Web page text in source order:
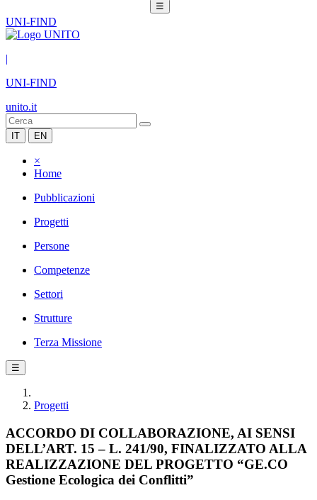
☰
UNI-FIND
|
UNI-FIND
unito.it
IT EN
×
Home
Pubblicazioni
Progetti
Persone
Competenze
Settori
Strutture
Terza Missione
☰
Progetti
ACCORDO DI COLLABORAZIONE, AI SENSI
DELL’ART. 15 – L. 241/90, FINALIZZATO ALLA
REALIZZAZIONE DEL PROGETTO “GE.CO
Gestione Ecologica dei Conflitti”